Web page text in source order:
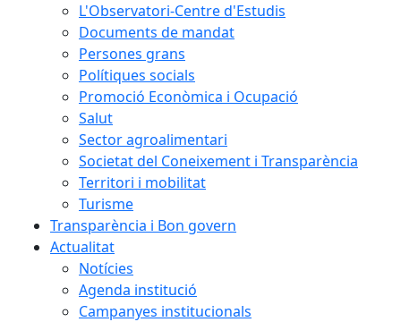
L'Observatori-Centre d'Estudis
Documents de mandat
Persones grans
Polítiques socials
Promoció Econòmica i Ocupació
Salut
Sector agroalimentari
Societat del Coneixement i Transparència
Territori i mobilitat
Turisme
Transparència i Bon govern
Actualitat
Notícies
Agenda institució
Campanyes institucionals